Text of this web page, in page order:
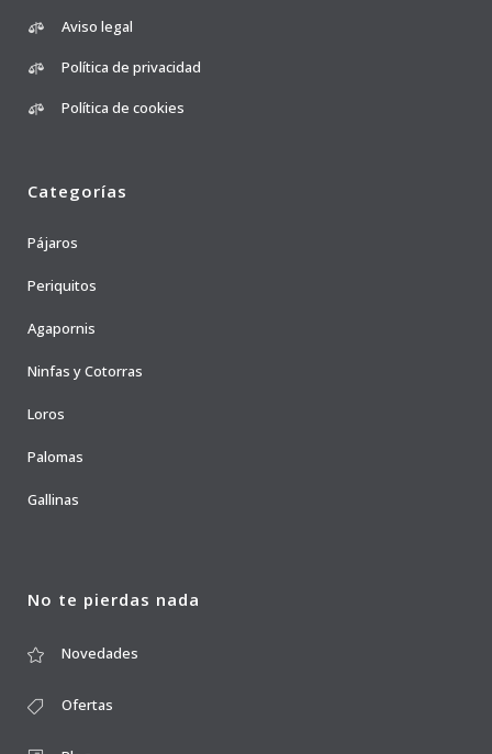
Aviso legal
Política de privacidad
Política de cookies
Categorías
Pájaros
Periquitos
Agapornis
Ninfas y Cotorras
Loros
Palomas
Gallinas
No te pierdas nada
Novedades
Ofertas